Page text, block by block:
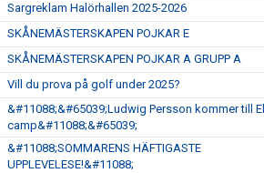
Sargreklam Halörhallen 2025-2026
SKÅNEMÄSTERSKAPEN POJKAR E
SKÅNEMÄSTERSKAPEN POJKAR A GRUPP A
Vill du prova på golf under 2025?
&#11088;&#65039;Ludwig Persson kommer till
camp&#11088;&#65039;
&#11088;SOMMARENS HÄFTIGASTE
UPPLEVELESE!&#11088;